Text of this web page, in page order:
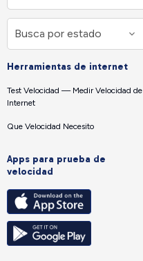
Herramientas de internet
Test Velocidad — Medir Velocidad de
Internet
Que Velocidad Necesito
Apps para prueba de
velocidad